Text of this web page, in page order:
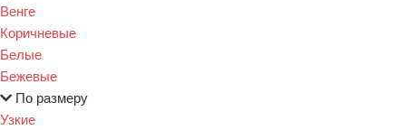
Венге
Коричневые
Белые
Бежевые
По размеру
Узкие